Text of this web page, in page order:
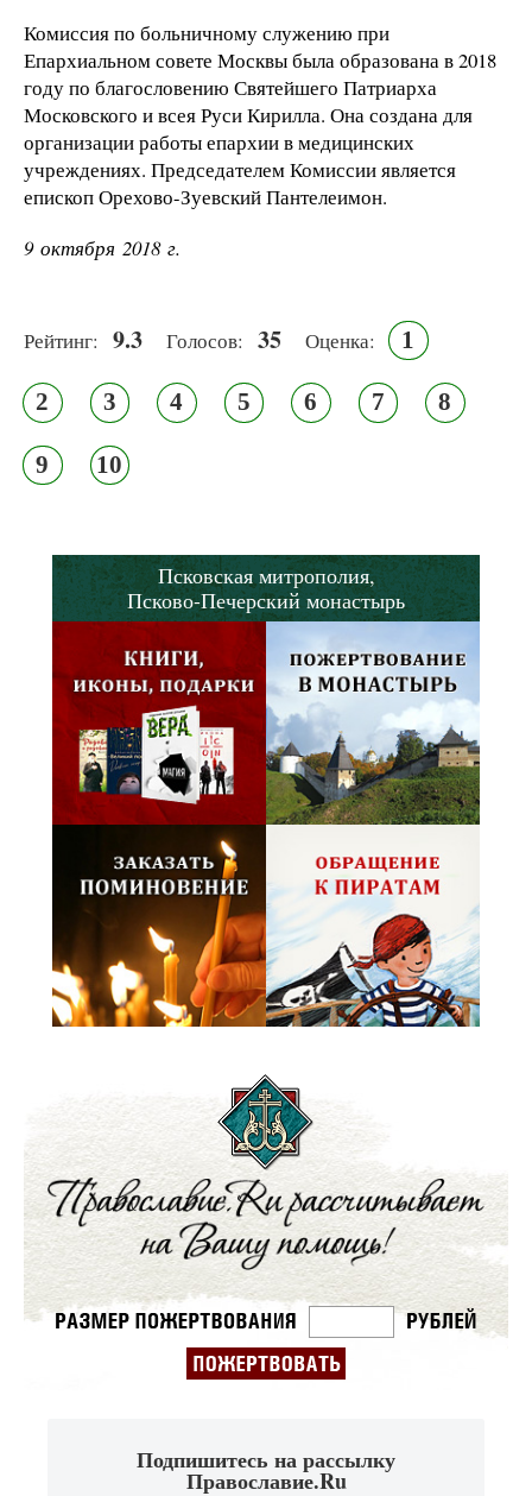
Комиссия по больничному служению при
Епархиальном совете Москвы была образована в 2018
году по благословению Святейшего Патриарха
Московского и всея Руси Кирилла. Она создана для
организации работы епархии в медицинских
учреждениях. Председателем Комиссии является
епископ Орехово-Зуевский Пантелеимон.
9 октября 2018 г.
Рейтинг: 9.3 Голосов: 35 Оценка: 1
2 3 4 5 6 7 8
9 10
Псковская митрополия,
Псково-Печерский монастырь
Подпишитесь на рассылку
Православие.Ru